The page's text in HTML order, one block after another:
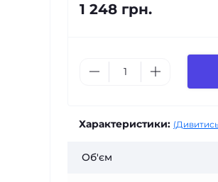
1 248 грн.
Характеристики: (Дивитись
Об'єм